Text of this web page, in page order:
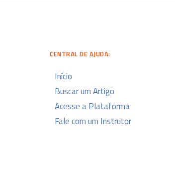
CENTRAL DE AJUDA:
Início
Buscar um Artigo
Acesse a Plataforma
Fale com um Instrutor